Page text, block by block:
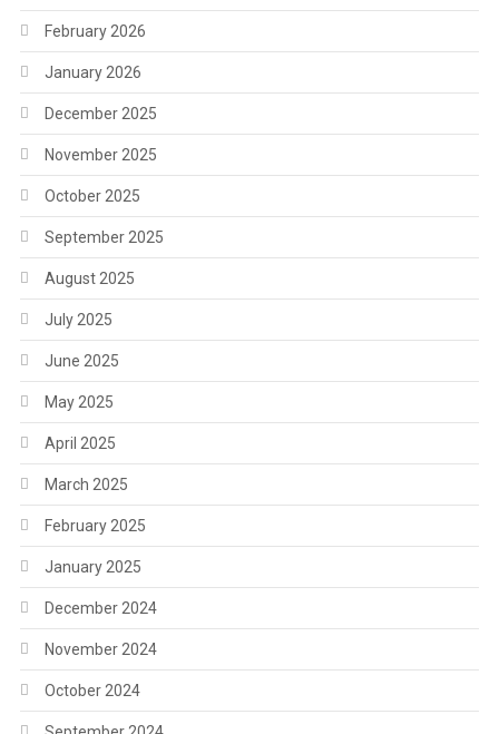
February 2026
January 2026
December 2025
November 2025
October 2025
September 2025
August 2025
July 2025
June 2025
May 2025
April 2025
March 2025
February 2025
January 2025
December 2024
November 2024
October 2024